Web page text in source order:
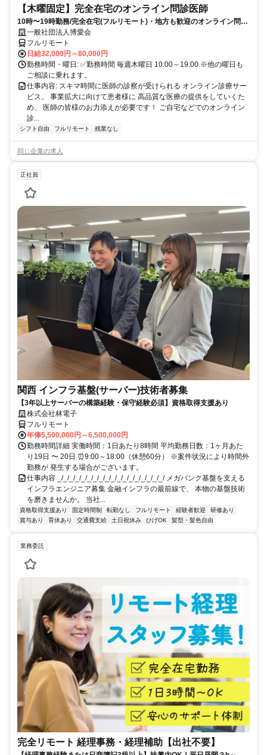
【木曜固定】完全在宅のオンライン問診医師
10時〜19時勤務/完全在宅(フルリモート)・地方も歓迎のオンライン問診
業務一般社団法人博愛会
フルリモート
日給32,000円～80,000円
勤務時間・曜日: ✅勤務時間 毎週木曜日 10:00～19:00 ※他の曜日も
ご相談に乗れます。
仕事内容: スキマ時間に医師の診察が受けられる オンライン診療サー
ビス。 事業拡大に向けて患者様に 高品質な医療の提供をしていくた
め、 医師の皆様のお力添えが必要です！ ご自宅などでのオンライン
診...
シフト自由 フルリモート 残業なし
同じ企業の求人
正社員
関西 インフラ基盤(サーバー)技術者募集
【3年以上サーバーの構築経験・保守経験必須】資格取得支援あり
株式会社林電子
フルリモート
年俸5,500,000円～6,500,000円
勤務時間詳細 実働時間：1日あたり8時間 平均勤務日数：1ヶ月あた
り19日 〜 20日 ⏰9:00～18:00（休憩60分） ※案件状況により時間外
勤務が 発生する場合がございます。
仕事内容 _/_/_/_/_/_/_/_/_/_/_/_/_/_/_/_/_/_/ メガバンク基盤を支える
インフラエンジニア募集 金融インフラの最前線で、 本物の基盤技術
を磨きませんか。 当社...
資格取得支援あり 固定時間制 転勤なし フルリモート 経験者歓迎
研修あり
賞与あり
育休あり 交通費支給 土日祝休み ひげOK 髪型・髪色自由
業務委託
完全リモート 経理事務・経理補助【出社不要】